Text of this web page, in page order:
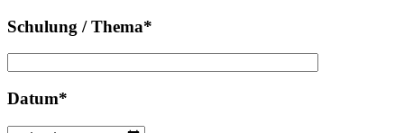
Schulung / Thema*
Datum*